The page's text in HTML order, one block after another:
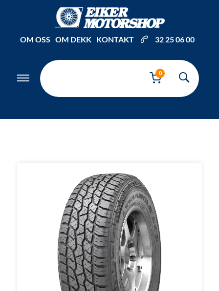
OM OSS OM DEKK KONTAKT 32 25 06 00
0